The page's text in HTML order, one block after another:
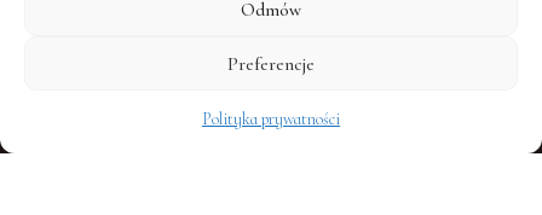
Odmów
Preferencje
Polityka prywatności
Telefon / Fax:
Szybka nawigacja